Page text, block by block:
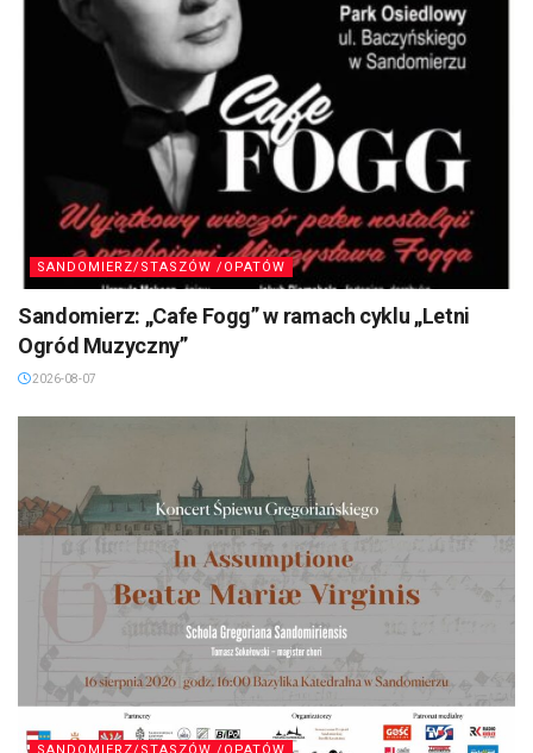
SANDOMIERZ/STASZÓW /OPATÓW
Sandomierz: „Cafe Fogg” w ramach cyklu „Letni
Ogród Muzyczny”
2026-08-07